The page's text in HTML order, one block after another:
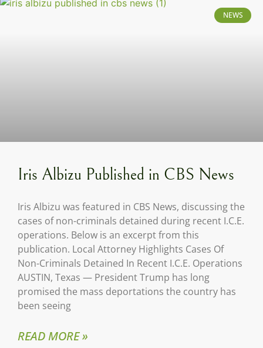
NEWS
Iris Albizu Published in CBS News
Iris Albizu was featured in CBS News, discussing the
cases of non-criminals detained during recent I.C.E.
operations. Below is an excerpt from this
publication. Local Attorney Highlights Cases Of
Non-Criminals Detained In Recent I.C.E. Operations
AUSTIN, Texas — President Trump has long
promised the mass deportations the country has
been seeing
READ MORE »